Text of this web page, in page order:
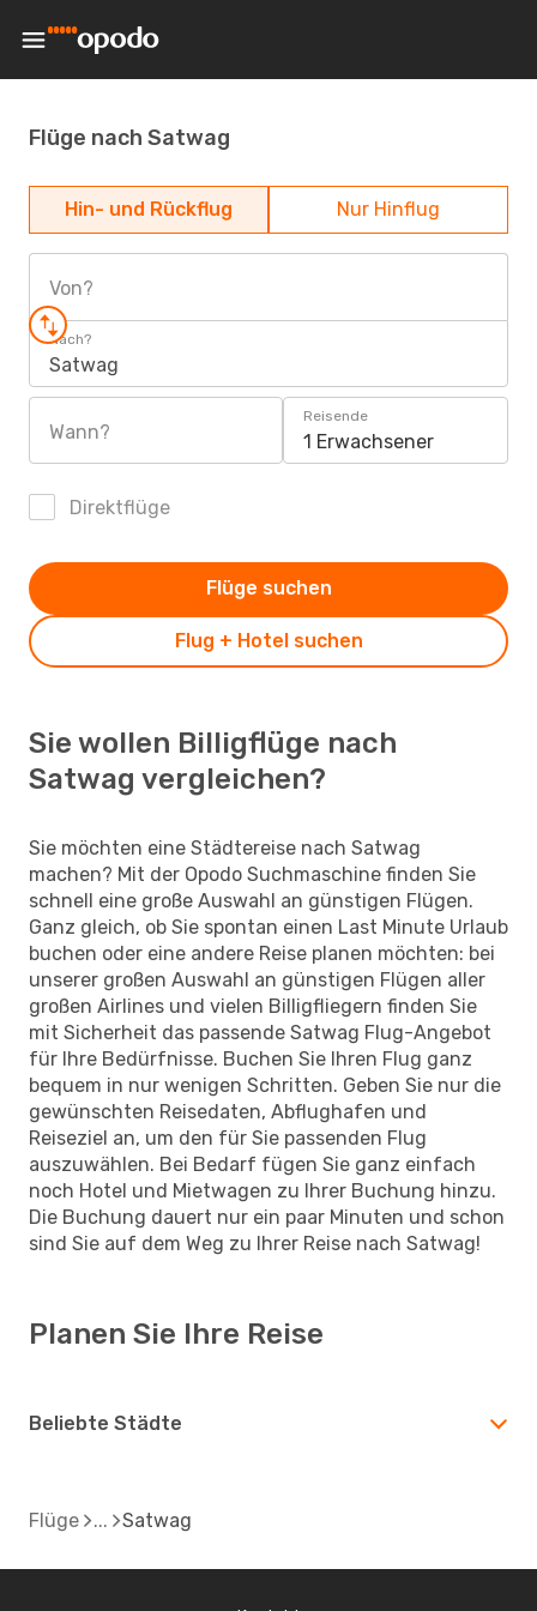
Flüge nach Satwag
Hin- und Rückflug Nur Hinflug
Von?
Nach?
Satwag
Wann?
Reisende
1 Erwachsener
Direktflüge
Flug + Hotel suchen
Flüge suchen
Sie wollen Billigflüge nach
Satwag vergleichen?
Sie möchten eine Städtereise nach Satwag
machen? Mit der Opodo Suchmaschine finden Sie
schnell eine große Auswahl an günstigen Flügen.
Ganz gleich, ob Sie spontan einen Last Minute Urlaub
buchen oder eine andere Reise planen möchten: bei
unserer großen Auswahl an günstigen Flügen aller
großen Airlines und vielen Billigfliegern finden Sie
mit Sicherheit das passende Satwag Flug-Angebot
für Ihre Bedürfnisse. Buchen Sie Ihren Flug ganz
bequem in nur wenigen Schritten. Geben Sie nur die
gewünschten Reisedaten, Abflughafen und
Reiseziel an, um den für Sie passenden Flug
auszuwählen. Bei Bedarf fügen Sie ganz einfach
noch Hotel und Mietwagen zu Ihrer Buchung hinzu.
Die Buchung dauert nur ein paar Minuten und schon
sind Sie auf dem Weg zu Ihrer Reise nach Satwag!
Planen Sie Ihre Reise
Beliebte Städte
Flüge Satwag